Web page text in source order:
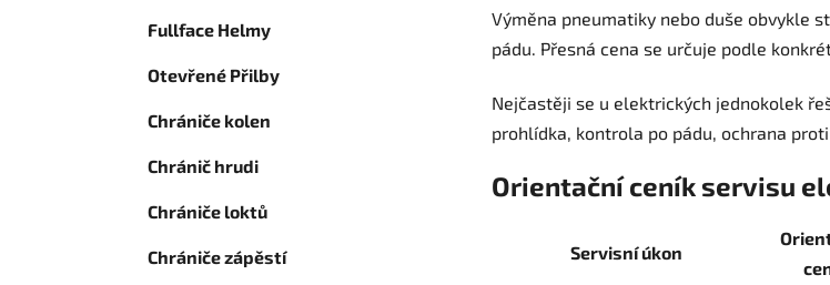
Fullface Helmy
Otevřené Přilby
Chrániče kolen
Chránič hrudi
Chrániče loktů
Chrániče zápěstí
Výměna pneumatiky nebo duše obvykle
pádu. Přesná cena se určuje podle
Nejčastěji se u elektrických jednokolek
prohlídka, kontrola po pádu, ochrana
Orientační ceník servisu
Servisní úkon